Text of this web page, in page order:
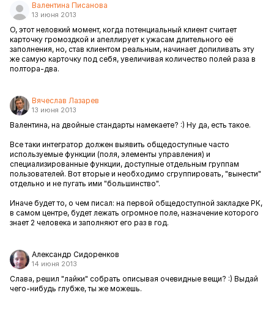
Валентина Писанова
13 июня 2013
О, этот неловкий момент, когда потенциальный клиент считает
карточку громоздкой и апеллирует к ужасам длительного её
заполнения, но, став клиентом реальным, начинает допиливать эту
же самую карточку под себя, увеличивая количество полей раза в
полтора-два.
Вячеслав Лазарев
13 июня 2013
Валентина, на двойные стандарты намекаете? :) Ну да, есть такое.
Все таки интегратор должен выявить общедоступные часто
используемые функции (поля, элементы управления) и
специализированные функции, доступные отдельным группам
пользователей. Вот вторые и необходимо сгруппировать, "вынести"
отдельно и не пугать ими "большинство".
Иначе будет то, о чем писал: на первой общедоступной закладке РК,
в самом центре, будет лежать огромное поле, назначение которого
знает 2 человека и заполняют его раз в год.
Александр Сидоренков
14 июня 2013
Слава, решил "лайки" собрать описывая очевидные вещи? :) Выдай
чего-нибудь глубже, ты же можешь.